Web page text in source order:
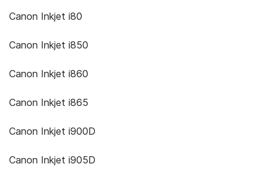
Canon Inkjet i80
Canon Inkjet i850
Canon Inkjet i860
Canon Inkjet i865
Canon Inkjet i900D
Canon Inkjet i905D